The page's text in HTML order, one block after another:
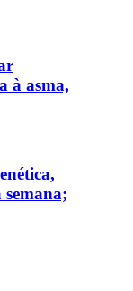
à asma,